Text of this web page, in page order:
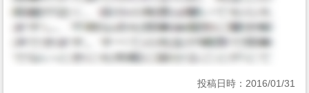
投稿日時： 2016/01/31